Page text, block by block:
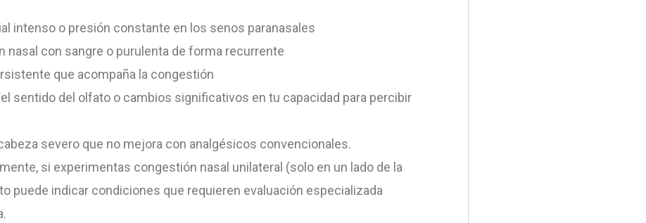
intenso o presión constante en los senos paranasales
nasal con sangre o purulenta de forma recurrente
que acompaña la congestión
sentido del olfato o cambios significativos en tu capacidad para percibir
severo que no mejora con analgésicos convencionales.
si experimentas congestión nasal unilateral (solo en un lado de la
puede indicar condiciones que requieren evaluación especializada